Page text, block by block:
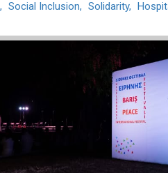
Social Inclusion Solidarity